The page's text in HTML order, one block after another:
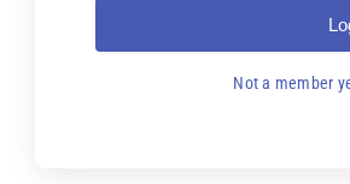
Not a member